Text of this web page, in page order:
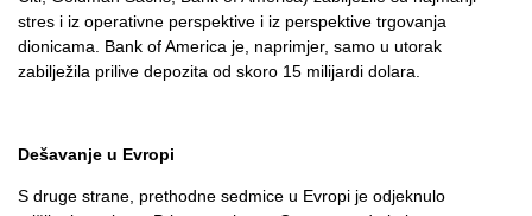
stres i iz operativne perspektive i iz perspektive trgovanja
dionicama. Bank of America je, naprimjer, samo u utorak
zabilježila prilive depozita od skoro 15 milijardi dolara.
Dešavanje u Evropi
S druge strane, prethodne sedmice u Evropi je odjeknulo